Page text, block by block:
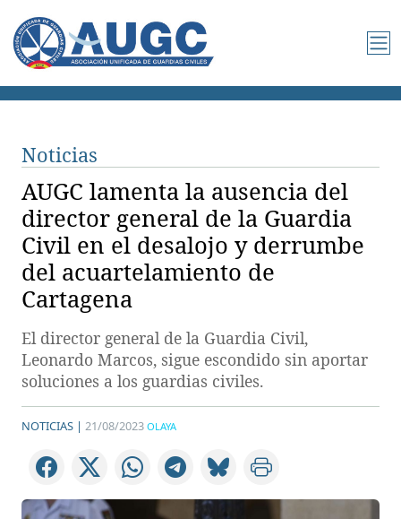
Noticias
AUGC lamenta la ausencia del
director general de la Guardia
Civil en el desalojo y derrumbe
del acuartelamiento de
Cartagena
El director general de la Guardia Civil,
Leonardo Marcos, sigue escondido sin aportar
soluciones a los guardias civiles.
NOTICIAS | 21/08/2023 OLAYA